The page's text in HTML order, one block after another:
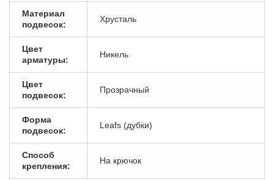
Материал
подвесок:
Хрусталь
Цвет
арматуры:
Никель
Цвет
подвесок:
Прозрачный
Форма
подвесок:
Leafs (дубки)
Способ
крепления:
На крючок